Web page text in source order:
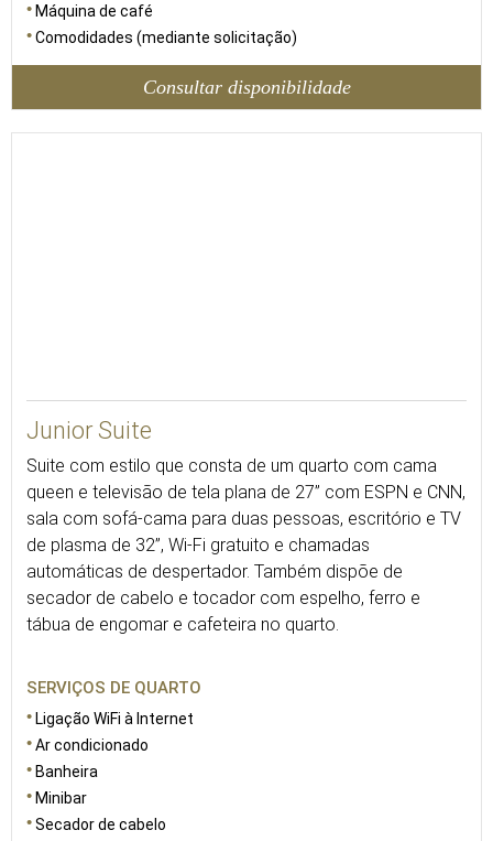
Máquina de café
Comodidades (mediante solicitação)
Consultar disponibilidade
Junior Suite
Suite com estilo que consta de um quarto com cama
queen e televisão de tela plana de 27” com ESPN e CNN,
sala com sofá-cama para duas pessoas, escritório e TV
de plasma de 32”, Wi-Fi gratuito e chamadas
automáticas de despertador. Também dispõe de
secador de cabelo e tocador com espelho, ferro e
tábua de engomar e cafeteira no quarto.
SERVIÇOS DE QUARTO
Ligação WiFi à Internet
Ar condicionado
Banheira
Minibar
Secador de cabelo